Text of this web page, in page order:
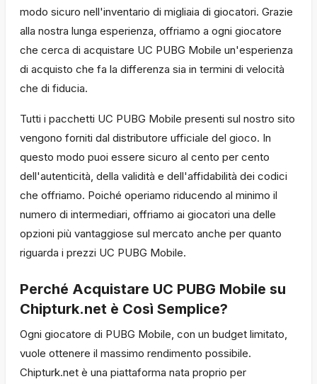
modo sicuro nell'inventario di migliaia di giocatori. Grazie
alla nostra lunga esperienza, offriamo a ogni giocatore
che cerca di acquistare UC PUBG Mobile un'esperienza
di acquisto che fa la differenza sia in termini di velocità
che di fiducia.
Tutti i pacchetti UC PUBG Mobile presenti sul nostro sito
vengono forniti dal distributore ufficiale del gioco. In
questo modo puoi essere sicuro al cento per cento
dell'autenticità, della validità e dell'affidabilità dei codici
che offriamo. Poiché operiamo riducendo al minimo il
numero di intermediari, offriamo ai giocatori una delle
opzioni più vantaggiose sul mercato anche per quanto
riguarda i prezzi UC PUBG Mobile.
Perché Acquistare UC PUBG Mobile su
Chipturk.net è Così Semplice?
Ogni giocatore di PUBG Mobile, con un budget limitato,
vuole ottenere il massimo rendimento possibile.
Chipturk.net è una piattaforma nata proprio per